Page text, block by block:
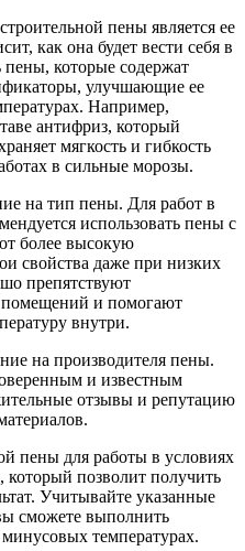
пены является ее
как она будет вести себя в
пены, которые содержат
улучшающие ее
Например,
антифриз, который
мягкость и гибкость
в сильные морозы.
на тип пены. Для работ в
использовать пены с
более высокую
свойства даже при низких
препятствуют
и помогают
внутри.
на производителя пены.
и известным
отзывы и репутацию
пены для работы в условиях
позволит получить
Учитывайте указанные
сможете выполнить
температурах.